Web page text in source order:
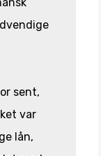
sent,
var
lån,